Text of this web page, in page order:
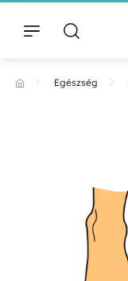
Egészség